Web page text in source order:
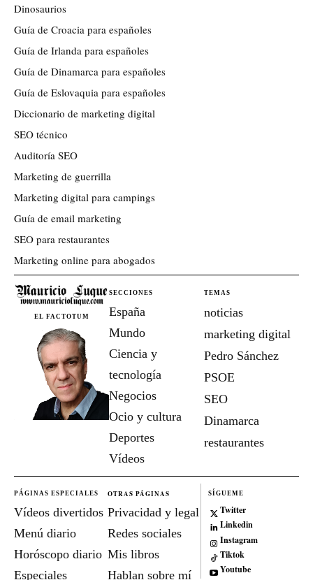
Dinosaurios
Guía de Croacia para españoles
Guía de Irlanda para españoles
Guía de Dinamarca para españoles
Guía de Eslovaquia para españoles
Diccionario de marketing digital
SEO técnico
Auditoría SEO
Marketing de guerrilla
Marketing digital para campings
Guía de email marketing
SEO para restaurantes
Marketing online para abogados
EL FACTOTUM
SECCIONES
España
Mundo
Ciencia y
tecnología
Negocios
Ocio y cultura
Deportes
Vídeos
TEMAS
noticias
marketing digital
Pedro Sánchez
PSOE
SEO
Dinamarca
restaurantes
PÁGINAS ESPECIALES
Vídeos divertidos
Menú diario
Horóscopo diario
Especiales
OTRAS PÁGINAS
Privacidad y legal
Redes sociales
Mis libros
Hablan sobre mí
SÍGUEME
Twitter
Linkedin
Instagram
Tiktok
Youtube